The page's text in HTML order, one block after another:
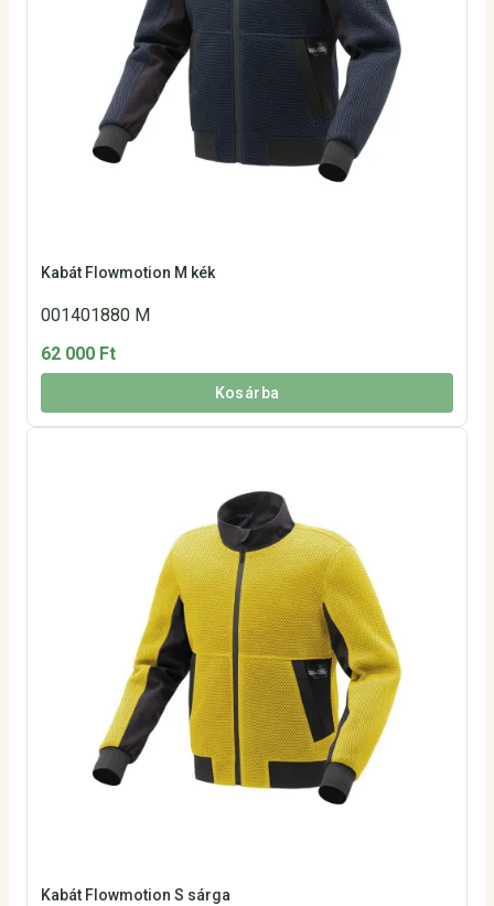
Kabát Flowmotion M kék
001401880 M
62 000 Ft
Kosárba
Kabát Flowmotion S sárga